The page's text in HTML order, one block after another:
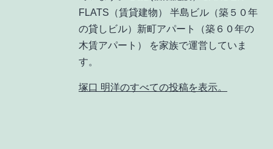
FLATS（賃貸建物） 半島ビル（築５０年
の貸しビル）新町アパート（築６０年の
木賃アパート） を家族で運営していま
す。
塚口 明洋のすべての投稿を表示。